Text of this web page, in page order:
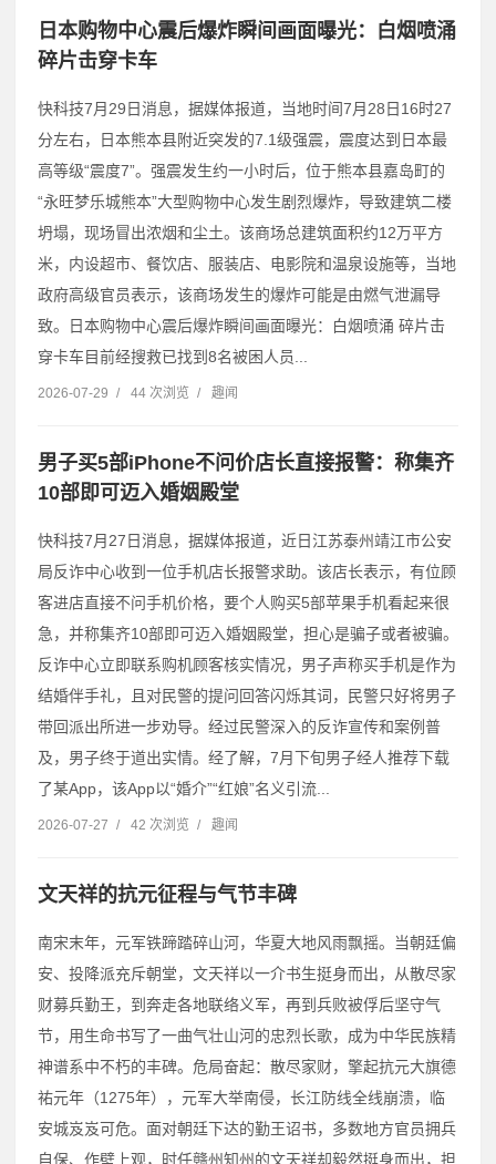
日本购物中心震后爆炸瞬间画面曝光：白烟喷涌
碎片击穿卡车
快科技7月29日消息，据媒体报道，当地时间7月28日16时27
分左右，日本熊本县附近突发的7.1级强震，震度达到日本最
高等级“震度7”。强震发生约一小时后，位于熊本县嘉岛町的
“‌永旺梦乐城熊本”大型购物中心发生剧烈爆炸，导致建筑二楼
坍塌，现场冒出浓烟和尘土。该商场总建筑面积约12万平方
米，内设超市、餐饮店、服装店、电影院和温泉设施等，当地
政府高级官员表示，该商场发生的爆炸可能是由燃气泄漏导
致。日本购物中心震后爆炸瞬间画面曝光：白烟喷涌 碎片击
穿卡车目前经搜救已找到8名被困人员...
2026-07-29 / 44 次浏览 / 趣闻
男子买5部iPhone不问价店长直接报警：称集齐
10部即可迈入婚姻殿堂
快科技7月27日消息，据媒体报道，近日江苏泰州靖江市公安
局反诈中心收到一位手机店长报警求助。该店长表示，有位顾
客进店直接不问手机价格，要个人购买5部苹果手机看起来很
急，并称集齐10部即可迈入婚姻殿堂，担心是骗子或者被骗。
反诈中心立即联系购机顾客核实情况，男子声称买手机是作为
结婚伴手礼，且对民警的提问回答闪烁其词，民警只好将男子
带回派出所进一步劝导。经过民警深入的反诈宣传和案例普
及，男子终于道出实情。经了解，7月下旬男子经人推荐下载
了某App，该App以“婚介”“红娘”名义引流...
2026-07-27 / 42 次浏览 / 趣闻
文天祥的抗元征程与气节丰碑
南宋末年，元军铁蹄踏碎山河，华夏大地风雨飘摇。当朝廷偏
安、投降派充斥朝堂，文天祥以一介书生挺身而出，从散尽家
财募兵勤王，到奔走各地联络义军，再到兵败被俘后坚守气
节，用生命书写了一曲气壮山河的忠烈长歌，成为中华民族精
神谱系中不朽的丰碑。危局奋起：散尽家财，擎起抗元大旗德
祐元年（1275年），元军大举南侵，长江防线全线崩溃，临
安城岌岌可危。面对朝廷下达的勤王诏书，多数地方官员拥兵
自保、作壁上观，时任赣州知州的文天祥却毅然挺身而出，担